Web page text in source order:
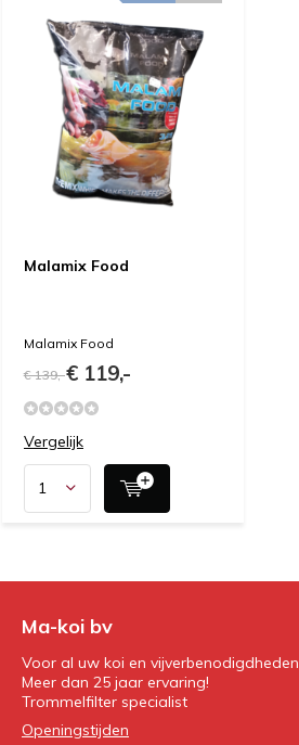
Malamix Food
Malamix Food
€ 139,-€ 119,-
Vergelijk
Ma-koi bv
Voor al uw koi en vijverbenodigdheden
Meer dan 25 jaar ervaring!
Trommelfilter specialist
Openingstijden